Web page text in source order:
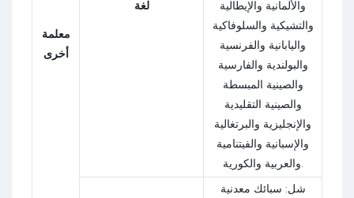
معلمة
أخرى
لغة
والألمانية والإيطالية
والتشيكية والسلوفاكية
واليابانية والفرنسية
والبولندية والفارسية
والصينية المبسطة
والصينية التقليدية
والإنجليزية والبرتغالية
والإسبانية والفيتنامية
والعربية والكورية.
شل: سبائك معدنية